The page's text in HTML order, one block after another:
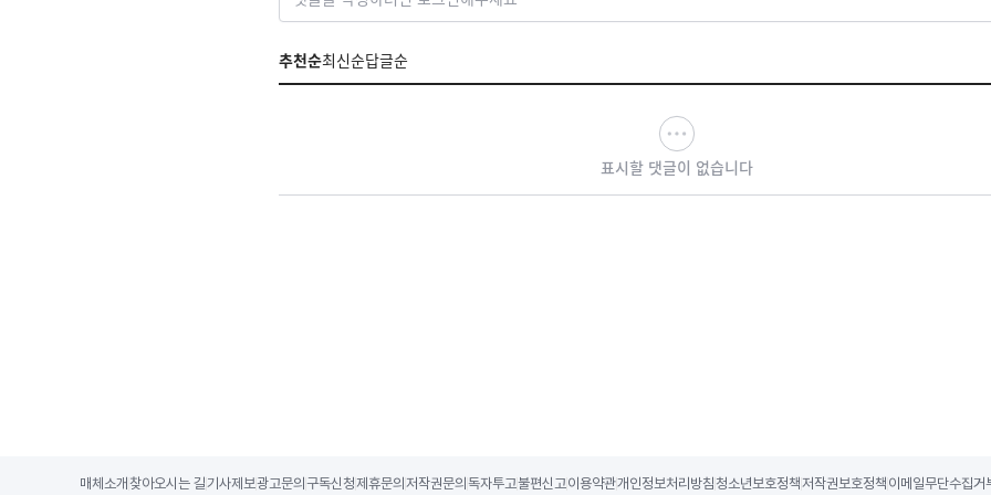
추천순최신순답글순
표시할 댓글이 없습니다
매체소개 찾아오시는 길기사제보광고문의 구독신청제휴문의 저작권문의 독자투고불편신고이용약관개인정보처리방침 청소년보호정책저작권보호정책 이메일무단수집거